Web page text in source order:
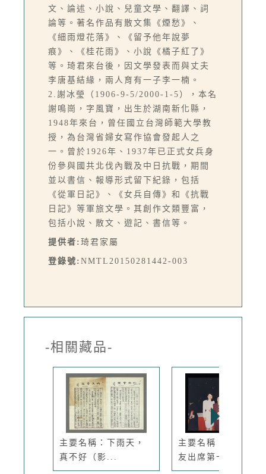
文、論述、小說、兒童文學、翻譯、詞
論等。著名作品有散文集《煙愁》、
《細雨燈花落》、《留予他年說夢
痕》、《桂花雨》、小說《橘子紅了》
等。琦君來台後，因文學發表而與丈夫
李唐基結緣，兩人育有一子李一楠。
2.謝冰瑩（1906-9-5/2000-1-5），本名
謝鳴崗，字風寶，出生於湖南新化縣，
1948年來台，曾任國立台灣師範大學教
授，為台灣省婦女寫作協會發起人之
一。曾於1926年、1937年已正式女兵身
份參與國共北伐內戰及中日抗戰，期間
並以書信、報導形式留下紀錄，包括
《從軍日記》、《女兵自傳》和《抗戰
日記》等軍旅文學。其創作文類豐富，
包括小說、散文、遊記、書信等。
提供者: 琦君家屬
登錄號: NMTL20150281442-003
-相關藏品-
主要名稱：下雨天，
真不好（影...
主要名稱：琦君與文
友出席第一...